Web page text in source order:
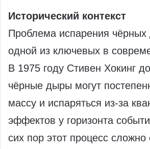
Исторический контекст
Проблема испарения чёрных
одной из ключевых в
В 1975 году Стивен Хокинг
чёрные дыры могут
массу и испаряться из-за
эффектов у горизонта
сих пор этот процесс сложно